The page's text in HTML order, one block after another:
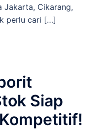
Jakarta, Cikarang,
perlu cari […]
Siap